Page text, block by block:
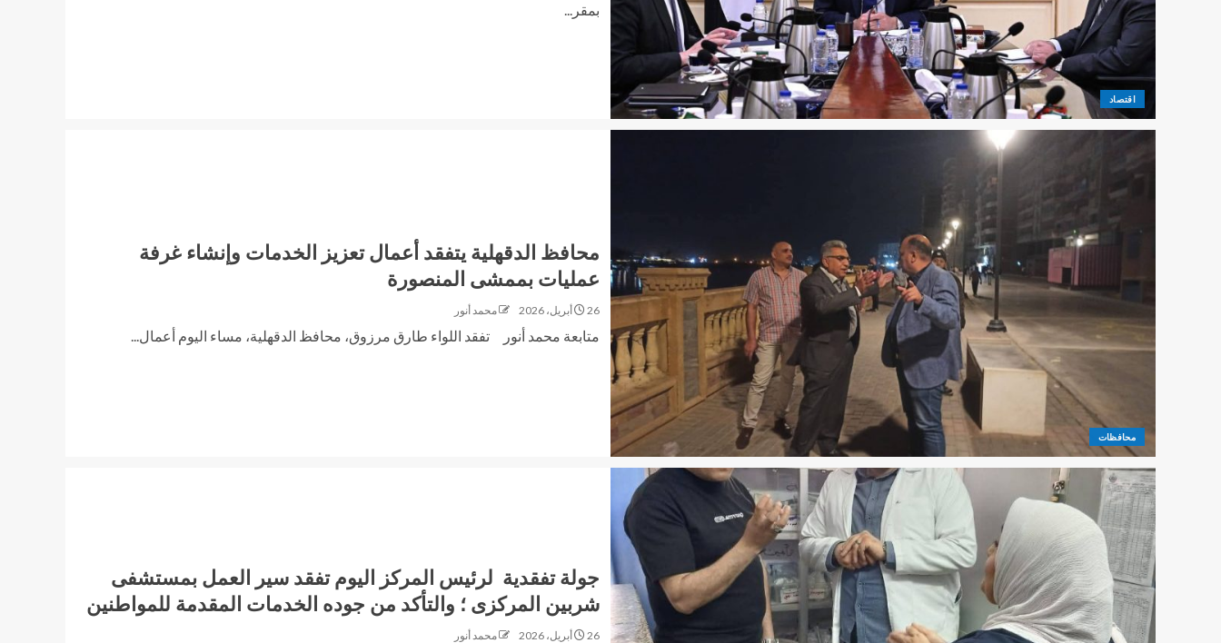
اقتصاد
بمقر...
محافظات
محافظ الدقهلية يتفقد أعمال تعزيز الخدمات وإنشاء غرفة
عمليات بممشى المنصورة
26 أبريل، 2026 محمد أنور
متابعة محمد أنور تفقد اللواء طارق مرزوق، محافظ الدقهلية، مساء اليوم أعمال...
جولة تفقدية لرئيس المركز اليوم تفقد سير العمل بمستشفى
شربين المركزى ؛ والتأكد من جوده الخدمات المقدمة للمواطنين
26 أبريل، 2026 محمد أنور